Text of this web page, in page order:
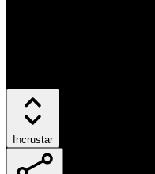
Incrustar